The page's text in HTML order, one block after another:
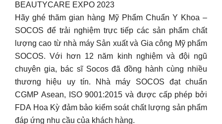
BEAUTYCARE EXPO 2023
Hãy ghé thăm gian hàng Mỹ Phẩm Chuẩn Y Khoa –
SOCOS để trải nghiệm trực tiếp các sản phẩm chất
lượng cao từ nhà máy Sản xuất và Gia công Mỹ phẩm
SOCOS. Với hơn 12 năm kinh nghiệm và đội ngũ
chuyên gia, bác sĩ Socos đã đồng hành cùng nhiều
thương hiệu uy tín. Nhà máy SOCOS đạt chuẩn
CGMP Asean, ISO 9001:2015 và được cấp phép bởi
FDA Hoa Kỳ đảm bảo kiểm soát chất lượng sản phẩm
đáp ứng nhu cầu của khách hàng.